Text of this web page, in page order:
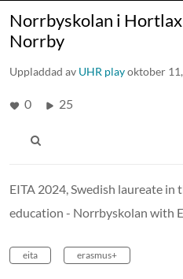
Norrbyskolan i
Norrby
Uppladdad av UHR playoktober
0 25
EITA 2024, Swedish laureate in
education - Norrbyskolan with
eita erasmus+